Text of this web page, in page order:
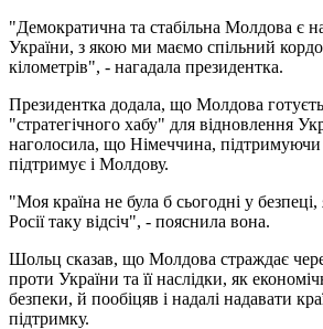
"Демократична та стабільна Молдова є
України, з якою ми маємо спільний
кілометрів", - нагадала президентка.
Президентка додала, що Молдова
"стратегічного хабу" для відновлення
наголосила, що Німеччина, підтримуючи
підтримує і Молдову.
"Моя країна не була б сьогодні у
Росії таку відсіч", - пояснила вона.
Шольц сказав, що Молдова страждає
проти України та її наслідки, як
безпеки, й пообіцяв і надалі надавати
підтримку.